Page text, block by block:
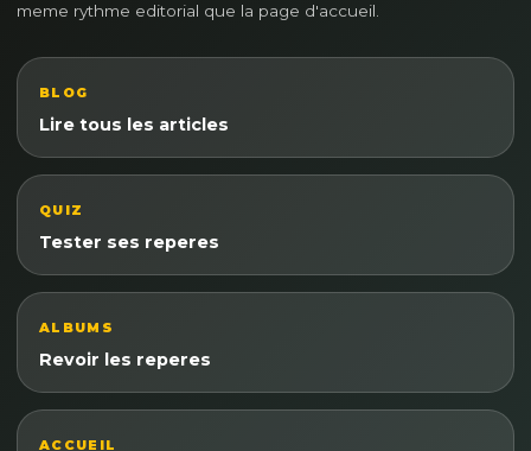
meme rythme editorial que la page d'accueil.
BLOG
Lire tous les articles
QUIZ
Tester ses reperes
ALBUMS
Revoir les reperes
ACCUEIL